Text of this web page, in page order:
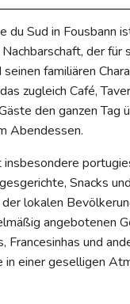
du Sud in Fousbann
der für
familiären
zugleich Café,
den ganzen Tag
Abendessen.
Snacks
lokalen
angebotenen
Francesinhas und
in einer geselligen